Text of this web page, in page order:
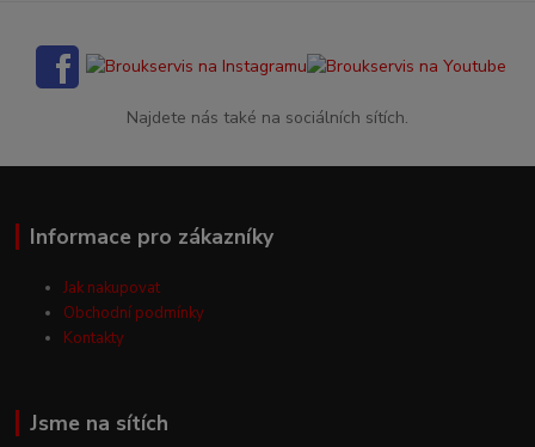
Najdete nás také na sociálních sítích.
Informace pro zákazníky
Jak nakupovat
Obchodní podmínky
Kontakty
Jsme na sítích